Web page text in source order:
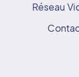
Réseau